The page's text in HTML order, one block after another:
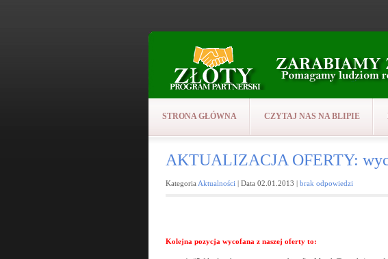
STRONA GŁÓWNA CZYTAJ NAS NA BLIPIE
AKTUALIZACJA OFERTY:
Kategoria Aktualności | Data 02.01.2013 | brak odpowiedzi
Kolejna pozycja wycofana z naszej oferty to: